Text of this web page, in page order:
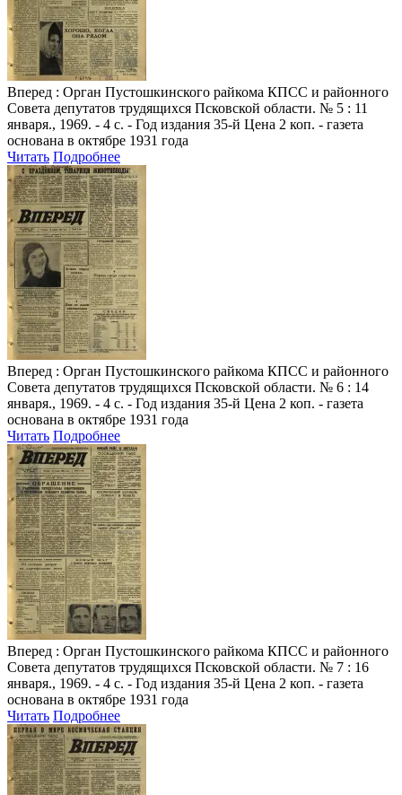
Вперед : Орган Пустошкинского райкома КПСС и районного
Совета депутатов трудящихся Псковской области. № 5 : 11
января., 1969. - 4 с. - Год издания 35-й Цена 2 коп. - газета
основана в октябре 1931 года
Читать Подробнее
Вперед : Орган Пустошкинского райкома КПСС и районного
Совета депутатов трудящихся Псковской области. № 6 : 14
января., 1969. - 4 с. - Год издания 35-й Цена 2 коп. - газета
основана в октябре 1931 года
Читать Подробнее
Вперед : Орган Пустошкинского райкома КПСС и районного
Совета депутатов трудящихся Псковской области. № 7 : 16
января., 1969. - 4 с. - Год издания 35-й Цена 2 коп. - газета
основана в октябре 1931 года
Читать Подробнее